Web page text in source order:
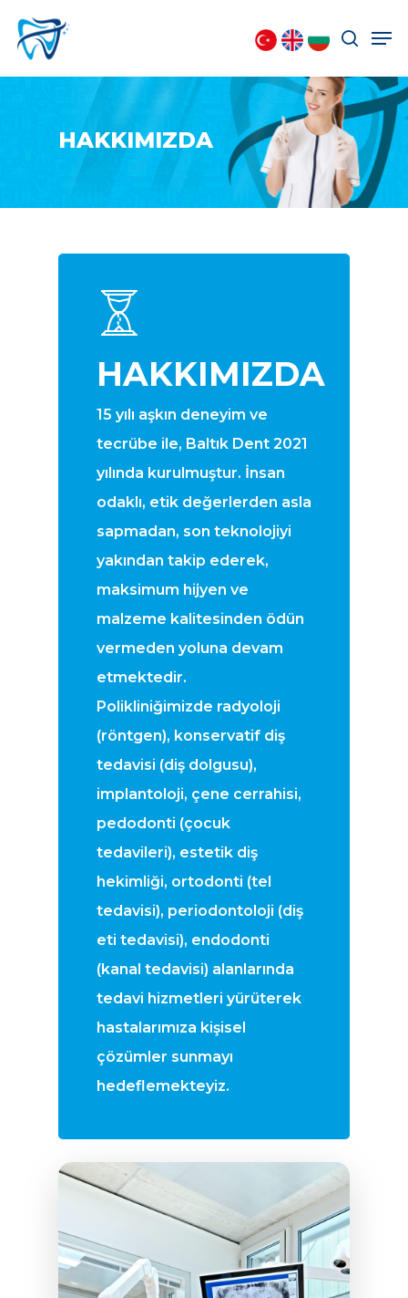
Aramak istediğiniz kelimeyi yazarak
HAKKIMIZDA
HAKKIMIZDA
15 yılı aşkın deneyim ve
tecrübe ile, Baltık Dent 2021
yılında kurulmuştur. İnsan
odaklı, etik değerlerden asla
sapmadan, son teknolojiyi
yakından takip ederek,
maksimum hijyen ve
malzeme kalitesinden ödün
vermeden yoluna devam
etmektedir.
Polikliniğimizde radyoloji
(röntgen), konservatif diş
tedavisi (diş dolgusu),
implantoloji, çene cerrahisi,
pedodonti (çocuk
tedavileri), estetik diş
hekimliği, ortodonti (tel
tedavisi), periodontoloji (diş
eti tedavisi), endodonti
(kanal tedavisi) alanlarında
tedavi hizmetleri yürüterek
hastalarımıza kişisel
çözümler sunmayı
hedeflemekteyiz.